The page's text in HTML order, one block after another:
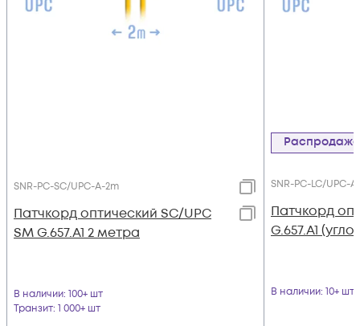
SNR-PC-SC/UPC-A-2m
Патчкорд оптический SC/UPC
SM G.657.A1 2 метра
В наличии: 100+ шт
Транзит: 1 000+ шт
Распродажа
SNR-PC-LC/UPC-
Патчкорд
G.657.A1
В наличии: 10+ шт